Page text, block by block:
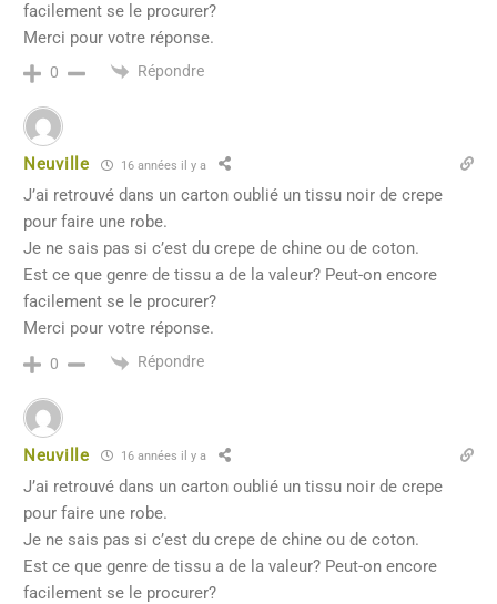
facilement se le procurer?
Merci pour votre réponse.
0 Répondre
Neuville 16 années il y a
J’ai retrouvé dans un carton oublié un tissu noir de crepe
pour faire une robe.
Je ne sais pas si c’est du crepe de chine ou de coton.
Est ce que genre de tissu a de la valeur? Peut-on encore
facilement se le procurer?
Merci pour votre réponse.
0 Répondre
Neuville 16 années il y a
J’ai retrouvé dans un carton oublié un tissu noir de crepe
pour faire une robe.
Je ne sais pas si c’est du crepe de chine ou de coton.
Est ce que genre de tissu a de la valeur? Peut-on encore
facilement se le procurer?